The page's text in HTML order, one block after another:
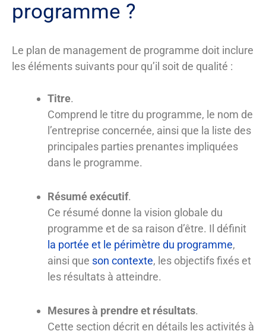
programme ?
Le plan de management de programme doit inclure
les éléments suivants pour qu’il soit de qualité :
Titre.
Comprend le titre du programme, le nom de
l’entreprise concernée, ainsi que la liste des
principales parties prenantes impliquées
dans le programme.
Résumé exécutif.
Ce résumé donne la vision globale du
programme et de sa raison d’être. Il définit
la portée et le périmètre du programme,
ainsi que son contexte, les objectifs fixés et
les résultats à atteindre.
Mesures à prendre et résultats.
Cette section décrit en détails les activités à